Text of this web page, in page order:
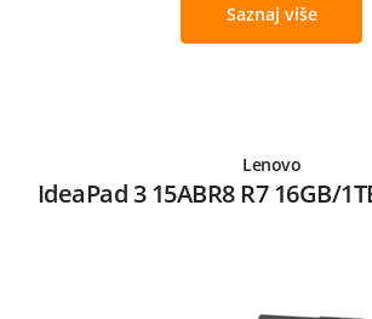
Saznaj više
Lenovo
IdeaPad 3 15ABR8 R7 16GB/